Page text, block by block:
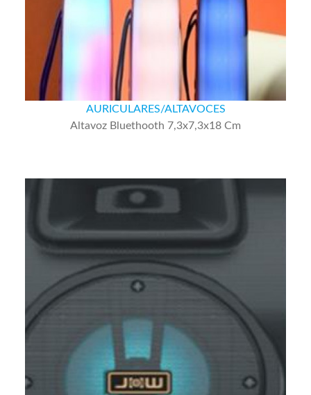
AURICULARES/ALTAVOCES
Altavoz Bluethooth 7,3x7,3x18 Cm